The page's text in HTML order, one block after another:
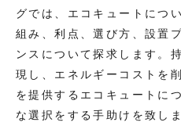
グでは、エコキュートにつ
組み、利点、選び方、設置
ンスについて探求します。
現し、エネルギーコストを
を提供するエコキュートに
な選択をする手助けを致しま